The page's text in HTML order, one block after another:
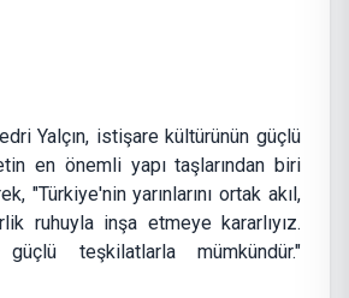
Yalçın, istişare kültürünün güçlü
en önemli yapı taşlarından biri
"Türkiye'nin yarınlarını ortak akıl,
ruhuyla inşa etmeye kararlıyız.
teşkilatlarla mümkündür."